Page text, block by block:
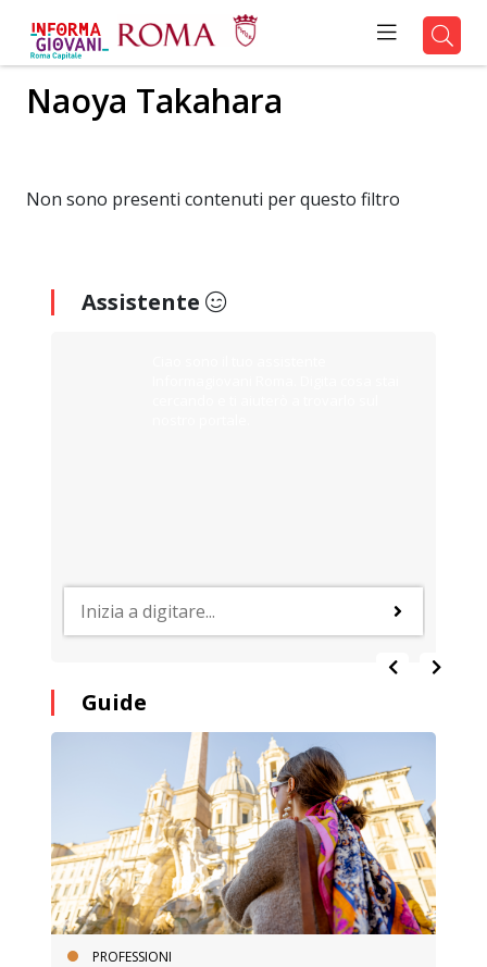
Naoya Takahara
Non sono presenti contenuti per questo filtro
Assistente
Guide
PROFESSIONI